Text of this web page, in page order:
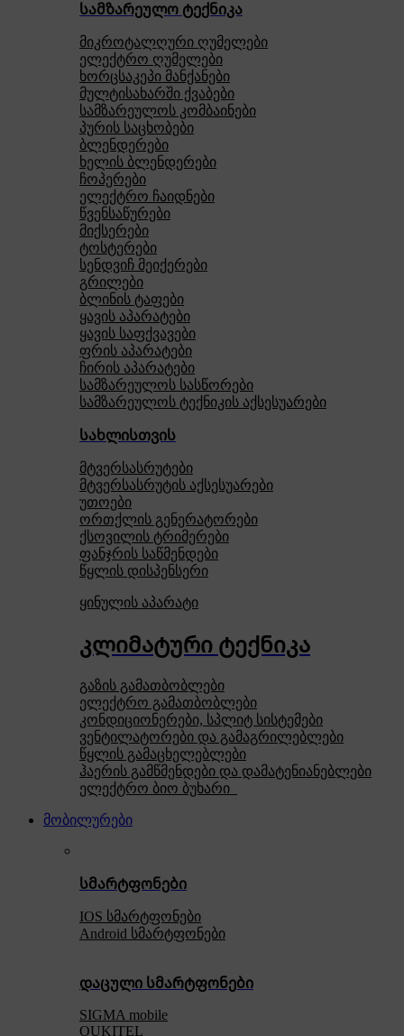
სამზარეულო ტექნიკა
მიკროტალღური ღუმელები
ელექტრო ღუმელები
ხორცსაკეპი მანქანები
მულტისახარში ქვაბები
სამზარეულოს კომბაინები
პურის საცხობები
ბლენდერები
ხელის ბლენდერები
ჩოპერები
ელექტრო ჩაიდნები
წვენსაწურები
მიქსერები
ტოსტერები
სენდვიჩ მეიქერები
გრილები
ბლინის ტაფები
ყავის აპარატები
ყავის საფქვავები
ფრის აპარატები
ჩირის აპარატები
სამზარეულოს სასწორები
სამზარეულოს ტექნიკის აქსესუარები
სახლისთვის
მტვერსასრუტები
მტვერსასრუტის აქსესუარები
უთოები
ორთქლის გენერატორები
ქსოვილის ტრიმერები
ფანჯრის საწმენდები
წყლის დისპენსერი
ყინულის აპარატი
კლიმატური ტექნიკა
გაზის გამათბობლები
ელექტრო გამათბობლები
კონდიციონერები, სპლიტ სისტემები
ვენტილატორები და გამაგრილებლები
წყლის გამაცხელებლები
ჰაერის გამწმენდები და დამატენიანებლები
ელექტრო ბიო ბუხარი
მობილურები
სმარტფონები
IOS სმარტფონები
Android სმარტფონები
დაცული სმარტფონები
SIGMA mobile
OUKITEL